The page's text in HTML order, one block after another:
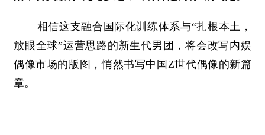
相信这支融合国际化训练体系与“扎根本土，
放眼全球”运营思路的新生代男团，将会改写内娱
偶像市场的版图，悄然书写中国Z世代偶像的新篇
章。